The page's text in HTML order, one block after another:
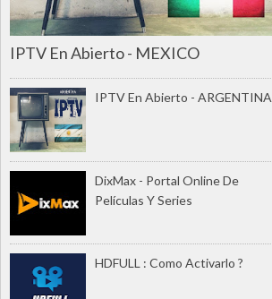
IPTV En Abierto - MEXICO
IPTV En Abierto - ARGENTINA
DixMax - Portal Online De
Películas Y Series
HDFULL : Como Activarlo ?